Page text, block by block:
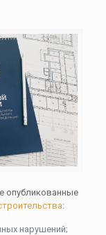
опубликованные
:
нарушений;